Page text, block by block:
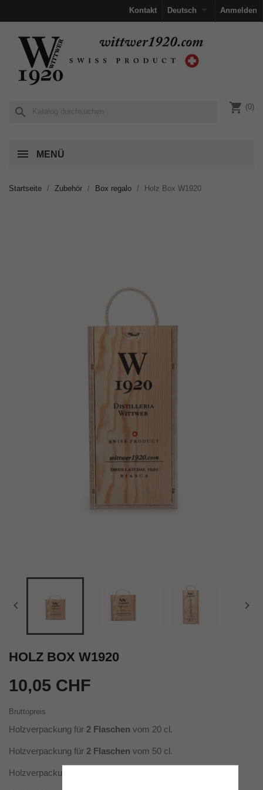
Kontakt Deutsch Anmelden
search shopping_cart (0)
MENÜ
Startseite Zubehör Box regalo Holz Box W1920
 
HOLZ BOX W1920
10,05 CHF
Bruttopreis
Holzverpackung für 2 Flaschen vom 20 cl.
Holzverpackung für 2 Flaschen vom 50 cl.
Holzverpackung für